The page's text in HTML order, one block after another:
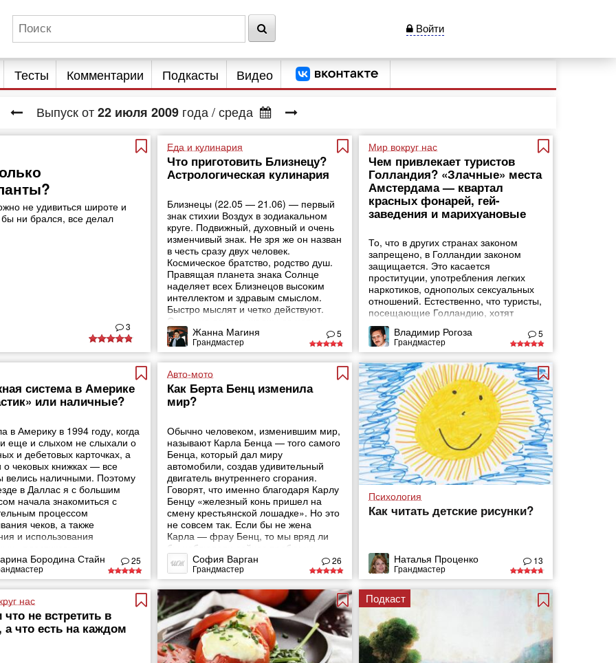
Войти
Тесты Комментарии Подкасты Видео
Выпуск от22 июля 2009 года/ среда
не удивиться широте и
бы ни брался, все делал
3
Еда и кулинария
Что приготовить Близнецу?
Астрологическая кулинария
Близнецы (22.05 — 21.06) — первый
знак стихии Воздух в зодиакальном
круге. Подвижный, духовный и очень
изменчивый знак. Не зря же он назван
в честь сразу двух человек.
Космическое братство, родство душ.
Правящая планета знака Солнце
наделяет всех Близнецов высоким
интеллектом и здравым смыслом.
Быстро мыслят и четко действуют.
Остры на язычок, жадны до новых
знаний.Жанна Магиня
Грандмастер
5
Мир вокруг нас
Чем привлекает туристов
Голландия? «Злачные» места
Амстердама — квартал
красных фонарей, гей-
заведения и марихуановые
То, что в других странах законом
запрещено, в Голландии законом
защищается. Это касается
проституции, употребления легких
наркотиков, однополых сексуальных
отношений. Естественно, что туристы,
посещающие Голландию, хотят
убедиться в этом сами. Давайте и мы
прогуляемся по «злачным» местам
Амстердама.
Владимир Рогоза
Грандмастер
5
система в Америке
или наличные?
в Америку в 1994 году, когда
еще и слыхом не слыхали о
и дебетовых карточках, а
о чековых книжках — все
велись наличными. Поэтому
в Даллас я с большим
начала знакомиться с
процессом
чеков, а также
и использования
Бородина Стайн 25
Авто-мото
Как Берта Бенц изменила
мир?
Обычно человеком, изменившим мир,
называют Карла Бенца — того самого
Бенца, который дал миру
автомобили, создав удивительный
двигатель внутреннего сгорания.
Говорят, что именно благодаря Карлу
Бенцу «железный конь пришел на
смену крестьянской лошадке». Но это
не совсем так. Если бы не жена
Карла — фрау Бенц, то мы вряд ли
бы наблюдали сейчас пробки на
дорогах мегаполисов, спорили о
лучших марках автомобиля и тратили
время на посещение СТО.
София Варган
Грандмастер
26
Психология
Как читать детские рисунки?
Наталья Проценко
Грандмастер
13
нас
что не встретить в
а что есть на каждом
Подкаст